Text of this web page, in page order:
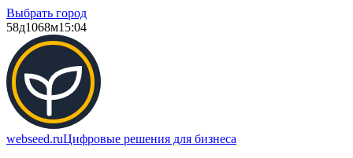
Выбрать город
58д1068м15:04
webseed.ruЦифровые решения для бизнеса